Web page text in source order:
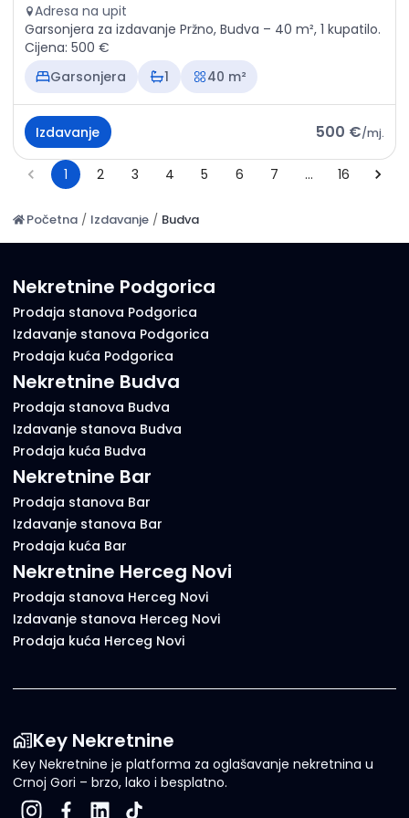
Adresa na upit
Garsonjera za izdavanje Pržno, Budva – 40 m², 1 kupatilo.
Cijena: 500 €
Garsonjera
1 40 m²
Izdavanje 500 €/mj.
1 2 3 4 5 6 7 … 16
Početna / Izdavanje / Budva
Nekretnine Podgorica
Prodaja stanova Podgorica
Izdavanje stanova Podgorica
Prodaja kuća Podgorica
Nekretnine Budva
Prodaja stanova Budva
Izdavanje stanova Budva
Prodaja kuća Budva
Nekretnine Bar
Prodaja stanova Bar
Izdavanje stanova Bar
Prodaja kuća Bar
Nekretnine Herceg Novi
Prodaja stanova Herceg Novi
Izdavanje stanova Herceg Novi
Prodaja kuća Herceg Novi
Key Nekretnine
Key Nekretnine je platforma za oglašavanje nekretnina u
Crnoj Gori – brzo, lako i besplatno.